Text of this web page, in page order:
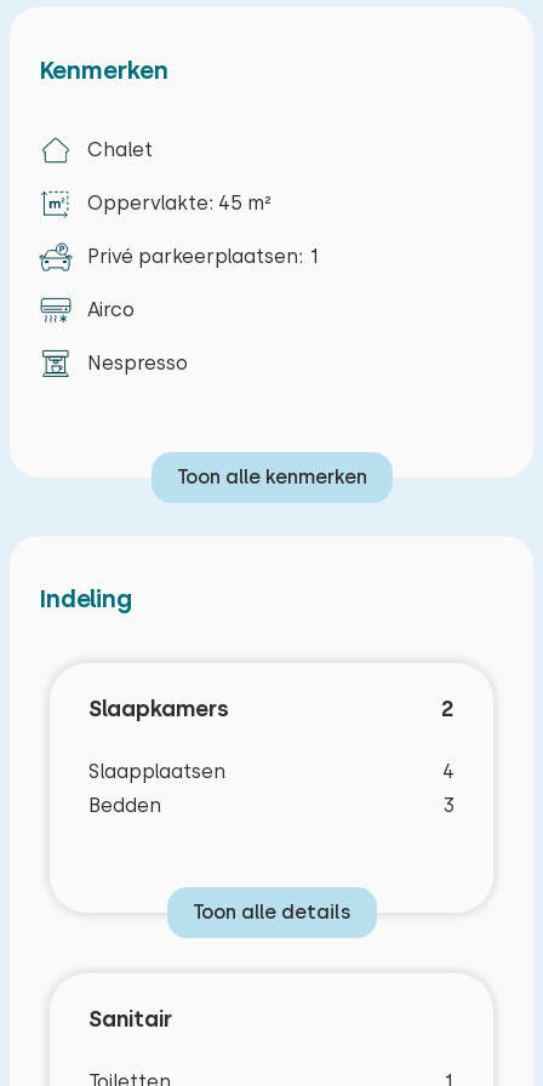
Kenmerken
Chalet
Oppervlakte: 45 m²
Privé parkeerplaatsen: 1
Airco
Nespresso
Kenmerken
Toon alle kenmerken
Indeling
Slaapkamers 2
Slaapplaatsen
4
Bedden
3
Toon alle details
Sanitair